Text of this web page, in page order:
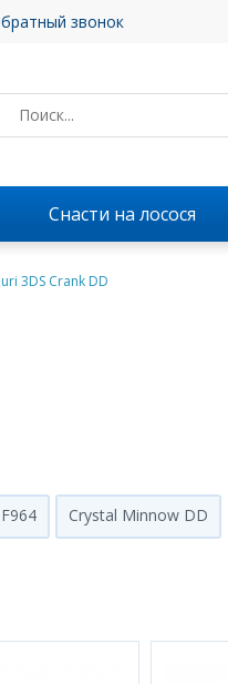
звонок
Снасти на лосося
3DS Crank DD
Crystal Minnow DD